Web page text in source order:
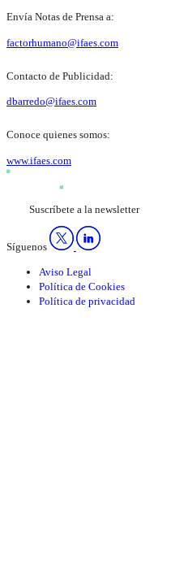
Envía Notas de Prensa a:
factorhumano@ifaes.com
Contacto de Publicidad:
dbarredo@ifaes.com
Conoce quienes somos:
www.ifaes.com
Suscríbete a la newsletter
Síguenos
Aviso Legal
Política de Cookies
Política de privacidad